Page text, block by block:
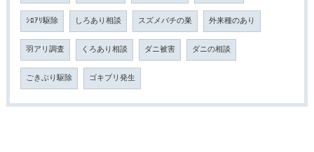
ｼﾛｱﾘ駆除 しろあり相談 スズメバチの巣 外来種のあり
羽アリ調査 くろあり相談 ダニ被害 ダニの相談
ごきぶり駆除 ゴキブリ発生